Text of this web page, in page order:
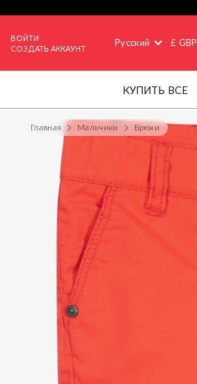
ВОЙТИ
СОЗДАТЬ АККАУНТ
Русский £ GBP
КУПИТЬ ВСЕ
Главная Мальчики Брюки